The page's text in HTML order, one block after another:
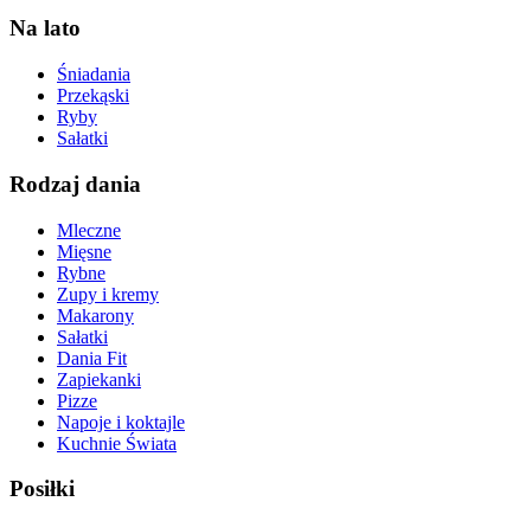
Na lato
Śniadania
Przekąski
Ryby
Sałatki
Rodzaj dania
Mleczne
Mięsne
Rybne
Zupy i kremy
Makarony
Sałatki
Dania Fit
Zapiekanki
Pizze
Napoje i koktajle
Kuchnie Świata
Posiłki